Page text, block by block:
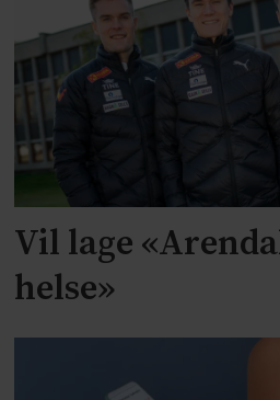
Vil lage
helse»